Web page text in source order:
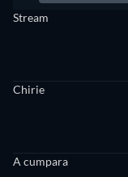
Stream
Chirie
A cumpara